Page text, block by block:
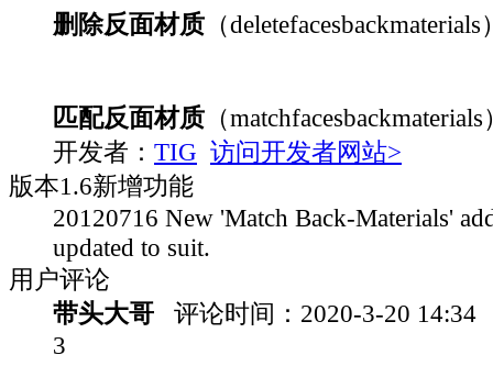
删除反面材质 （deletefacesbackmaterials
匹配反面材质 （matchfacesbackmaterials
开发者： TIG 访问开发者网站>
版本1.6新增功能
20120716 New 'Match Back-Materials'
updated to suit.
用户评论
带头大哥
评论时间： 2020-3-20 14:34
3